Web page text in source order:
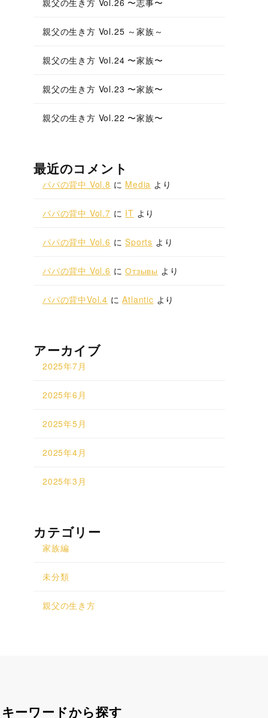
親父の生き方 Vol.26 〜志事〜
親父の生き方 Vol.25 ～家族～
親父の生き方 Vol.24 〜家族〜
親父の生き方 Vol.23 〜家族〜
親父の生き方 Vol.22 〜家族〜
最近のコメント
パパの背中 Vol.8 に Media より
パパの背中 Vol.7 に IT より
パパの背中 Vol.6 にSports より
パパの背中 Vol.6 にОтзывы より
パパの背中Vol.4 にAtlantic より
アーカイブ
2025年7月
2025年6月
2025年5月
2025年4月
2025年3月
カテゴリー
家族編
未分類
親父の生き方
キーワードから探す